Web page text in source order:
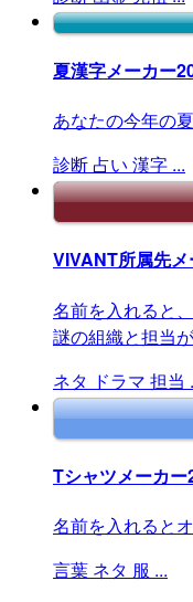
夏漢字メーカー
あなたの今年の
診断 占い 漢字 ...
VIVANT所属先
名前を入れると
謎の組織と担当
ネタ ドラマ 担当
Tシャツメーカー
名前を入れると
言葉 ネタ 服 ...